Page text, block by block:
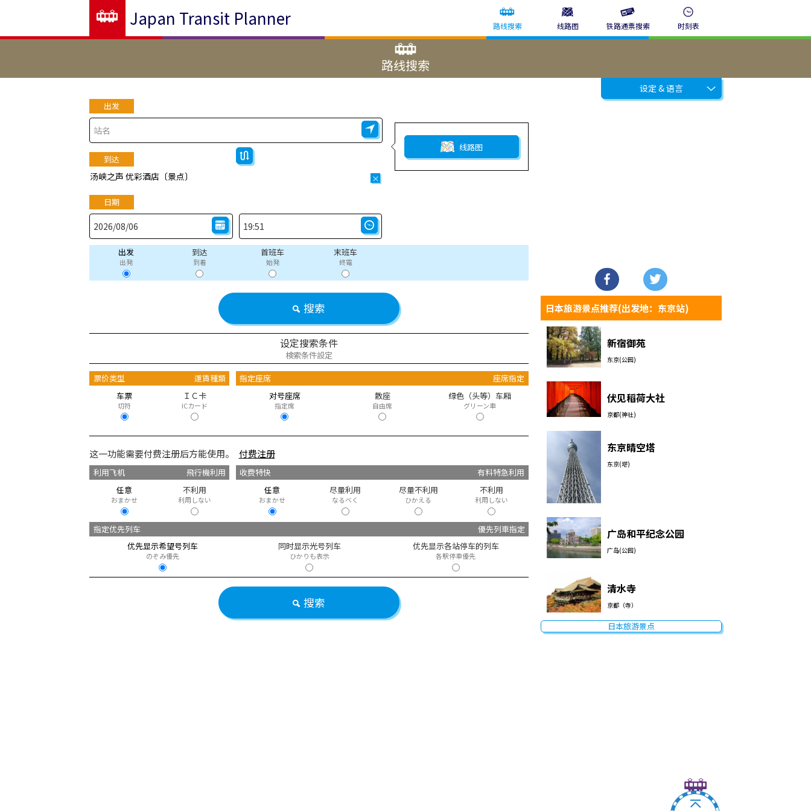
Japan Transit Planner 路线搜索 线路图 铁路通票搜索 时刻表
路线搜索
设定 & 语言
出发
到达
汤峡之声 优彩酒店〔景点〕 ×
线路图
日期
出发
出発
到达
到着
首班车
始発
末班车
終電
搜索
设定搜索条件
検索条件設定
票价类型
運賃種類
车票
切符
ＩＣ卡
ICカード
指定座席
座席指定
对号座席
指定席
散座
自由席
绿色（头等）车厢
グリーン車
这一功能需要付费注册后方能使用。 付费注册
利用飞机
飛行機利用
任意
おまかせ
不利用
利用しない
收费特快
有料特急利用
任意
おまかせ
尽量利用
なるべく
尽量不利用
ひかえる
不利用
利用しない
指定优先列车
優先列車指定
优先显示希望号列车
のぞみ優先
同时显示光号列车
ひかりも表示
优先显示各站停车的列车
各駅停車優先
搜索
日本旅游景点推荐(出发地：东京站)
新宿御苑
东京(公园)
伏见稻荷大社
京都(神社)
东京晴空塔
东京(塔)
广岛和平纪念公园
广岛(公园)
清水寺
京都（寺）
日本旅游景点